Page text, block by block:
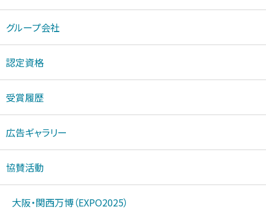
グループ会社
認定資格
受賞履歴
広告ギャラリー
協賛活動
大阪・関西万博（EXPO2025）